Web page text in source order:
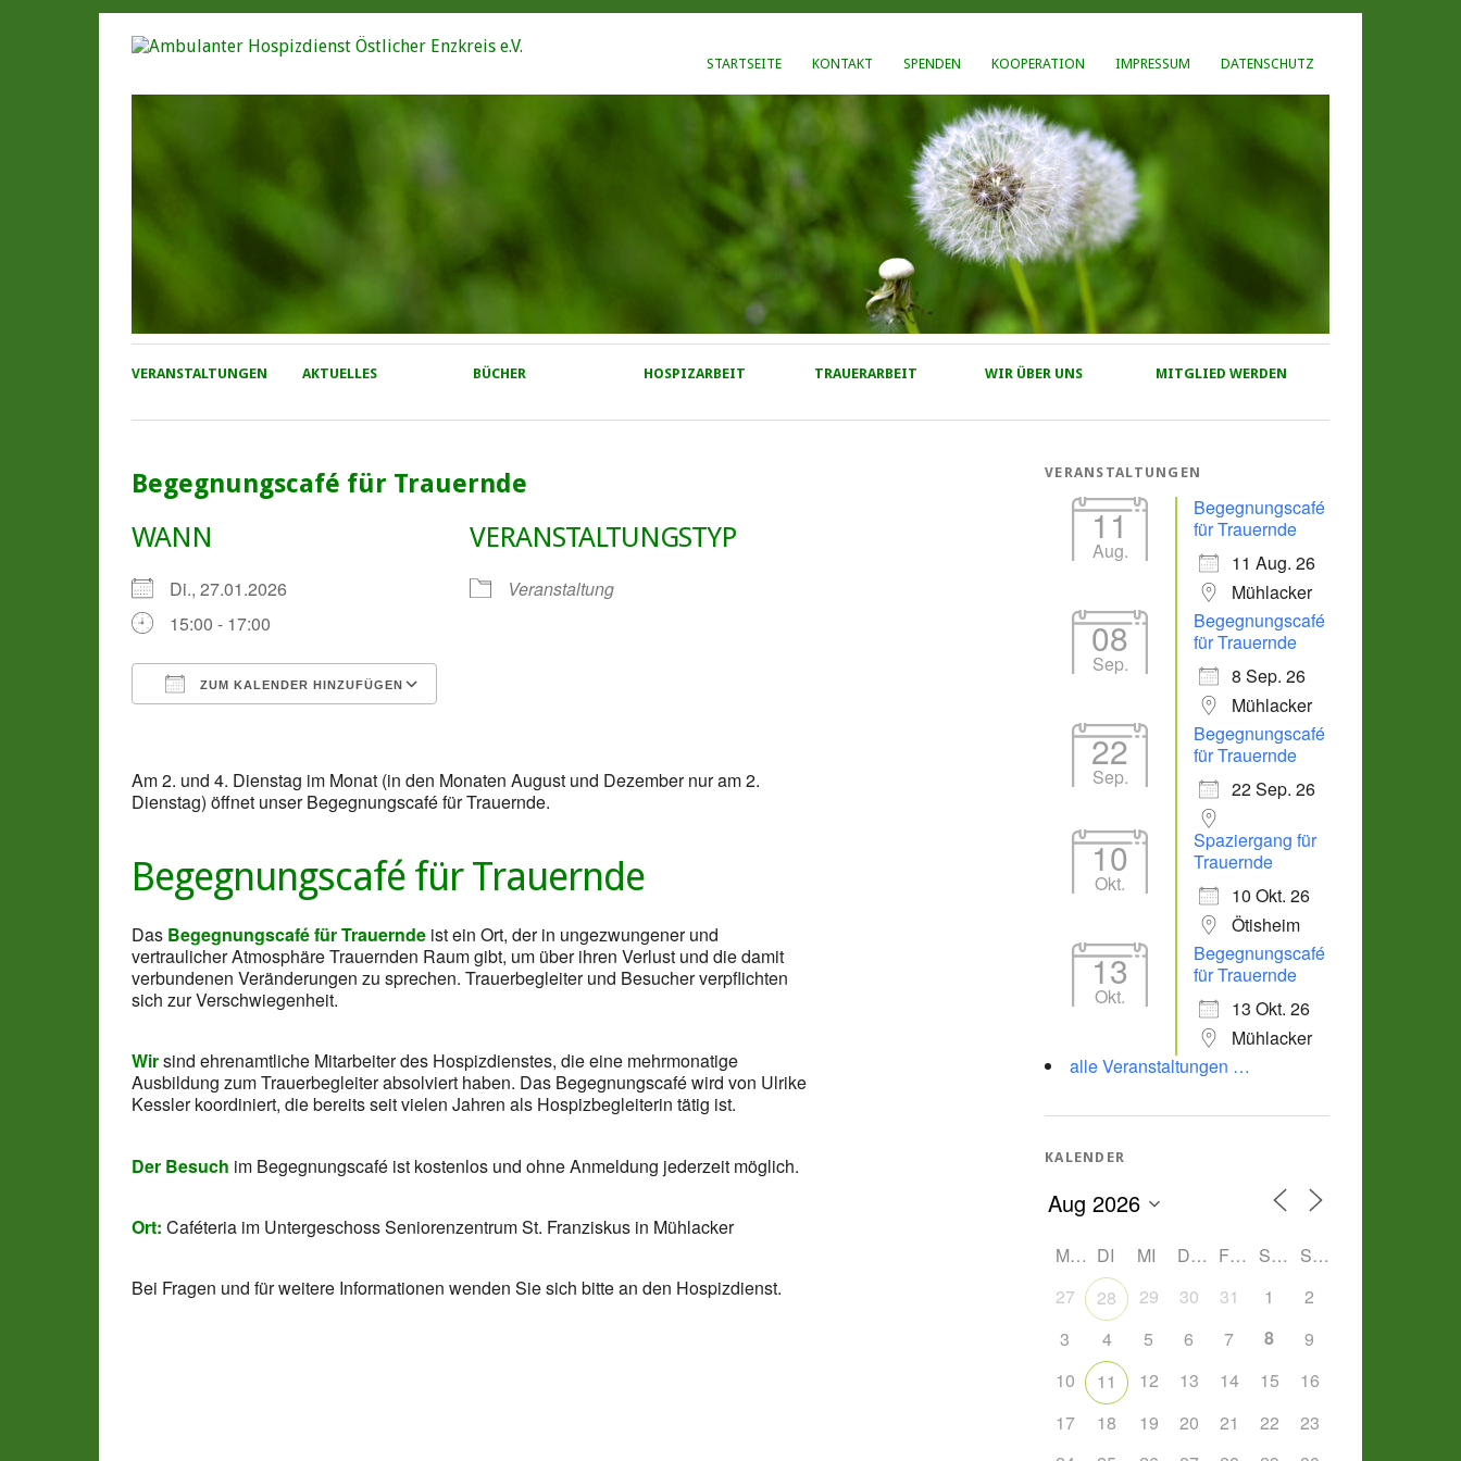
STARTSEITE KONTAKT SPENDEN KOOPERATION IMPRESSUM DATENSCHUTZ
VERANSTALTUNGEN AKTUELLES BÜCHER HOSPIZARBEIT TRAUERARBEIT WIR ÜBER UNS MITGLIED WERDEN
Begegnungscafé für Trauernde
WANN
Di., 27.01.2026
15:00 - 17:00
ZUM KALENDER HINZUFÜGEN
Office 365 Outlook Live
VERANSTALTUNGSTYP
Veranstaltung
Am 2. und 4. Dienstag im Monat (in den Monaten August und Dezember nur am 2.
Dienstag) öffnet unser Begegnungscafé für Trauernde.
Begegnungscafé für Trauernde
Das Begegnungscafé für Trauernde ist ein Ort, der in ungezwungener und
vertraulicher Atmosphäre Trauernden Raum gibt, um über ihren Verlust und die damit
verbundenen Veränderungen zu sprechen. Trauerbegleiter und Besucher verpflichten
sich zur Verschwiegenheit.
Wirsind ehrenamtliche Mitarbeiter des Hospizdienstes, die eine mehrmonatige
Ausbildung zum Trauerbegleiter absolviert haben. Das Begegnungscafé wird von Ulrike
Kessler koordiniert, die bereits seit vielen Jahren als Hospizbegleiterin tätig ist.
Der Besuch im Begegnungscafé ist kostenlos und ohne Anmeldung jederzeit möglich.
Ort: Caféteria im Untergeschoss Seniorenzentrum St. Franziskus in Mühlacker
Bei Fragen und für weitere Informationen wenden Sie sich bitte an den Hospizdienst.
VERANSTALTUNGEN
11
Aug.
Begegnungscafé
für Trauernde
11 Aug. 26
Mühlacker
08
Sep.
Begegnungscafé
für Trauernde
8 Sep. 26
Mühlacker
22
Sep.
Begegnungscafé
für Trauernde
22 Sep. 26
10
Okt.
Spaziergang für
Trauernde
10 Okt. 26
Ötisheim
13
Okt.
Begegnungscafé
für Trauernde
13 Okt. 26
Mühlacker
alle Veranstaltungen …
KALENDER
MO DI MI DO FR SA
SO
27
28 29 30 31 1
2
3
4 5 6 7 8
9
10
11 12 13 14 15
16
17
18 19 20 21 22
23